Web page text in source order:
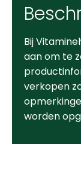
Bij
aan om te
verkopen
worden